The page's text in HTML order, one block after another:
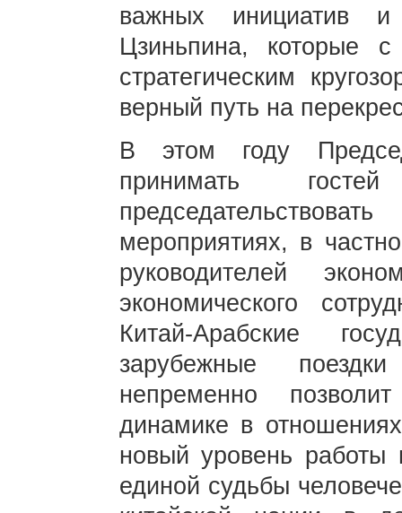
важных инициатив
Цзиньпина, которые
стратегическим
верный путь на
В этом году
принимать
мероприятиях, в
руководителей
экономического
Китай-Арабские
зарубежные
непременно
динамике в
новый уровень
единой судьбы